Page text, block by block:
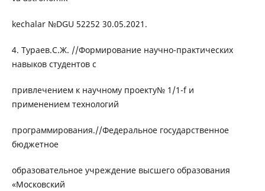
kechаlаr №DGU 52252 30.05.2021.
4. Тураев.С.Ж. //Формирование научно-практических
навыков студентов с
привлечением к научному проекту№ 1/1-f и
применением технологий
программирования.//Федеральное государственное
бюджетное
образовательное учреждение высшего образования
«Московский